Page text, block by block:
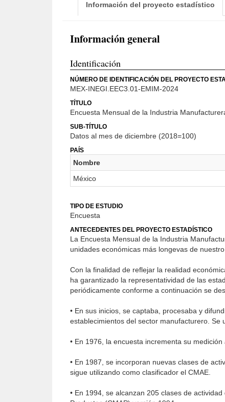
Información del proyecto estadístico
Información general
Identificación
NÚMERO DE IDENTIFICACIÓN DEL PROYECTO
MEX-INEGI.EEC3.01-EMIM-2024
TÍTULO
Encuesta Mensual de la Industria
SUB-TÍTULO
Datos al mes de diciembre (2018=100)
PAÍS
Nombre
México
TIPO DE ESTUDIO
Encuesta
ANTECEDENTES DEL PROYECTO ESTADÍSTICO
La Encuesta Mensual de la Industria
unidades económicas más longevas de
Con la finalidad de reflejar la realidad
ha garantizado la representatividad de las
periódicamente conforme a continuación se
• En sus inicios, se captaba, procesaba y
establecimientos del sector manufacturero. Se
• En 1976, la encuesta incrementa su
• En 1987, se incorporan nuevas clases de
sigue utilizando como clasificador el CMAE.
• En 1994, se alcanzan 205 clases de